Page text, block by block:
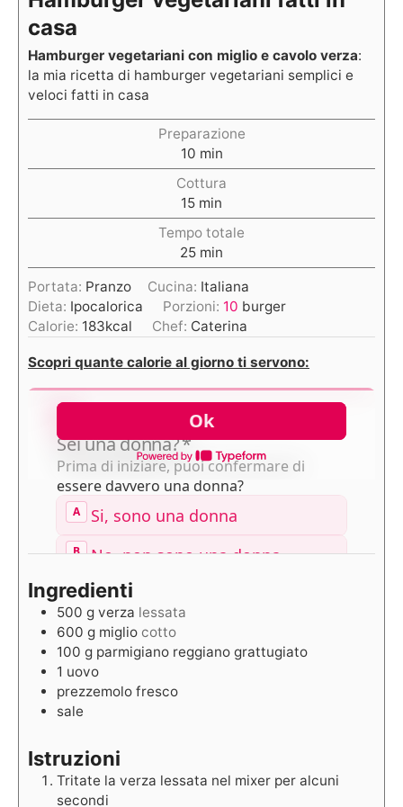
casa
Hamburger vegetariani con miglio e cavolo verza:
la mia ricetta di hamburger vegetariani semplici e
veloci fatti in casa
Preparazione
10 min
Cottura
15 min
Tempo totale
25 min
Portata: Pranzo Cucina: Italiana
Dieta: Ipocalorica Porzioni: 10 burger
Calorie: 183kcal Chef: Caterina
Scopri quante calorie al giorno ti servono:
Ingredienti
500 g verza lessata
600 g miglio cotto
100 g parmigiano reggiano grattugiato
1 uovo
prezzemolo fresco
sale
Istruzioni
Tritate la verza lessata nel mixer per alcuni
secondi